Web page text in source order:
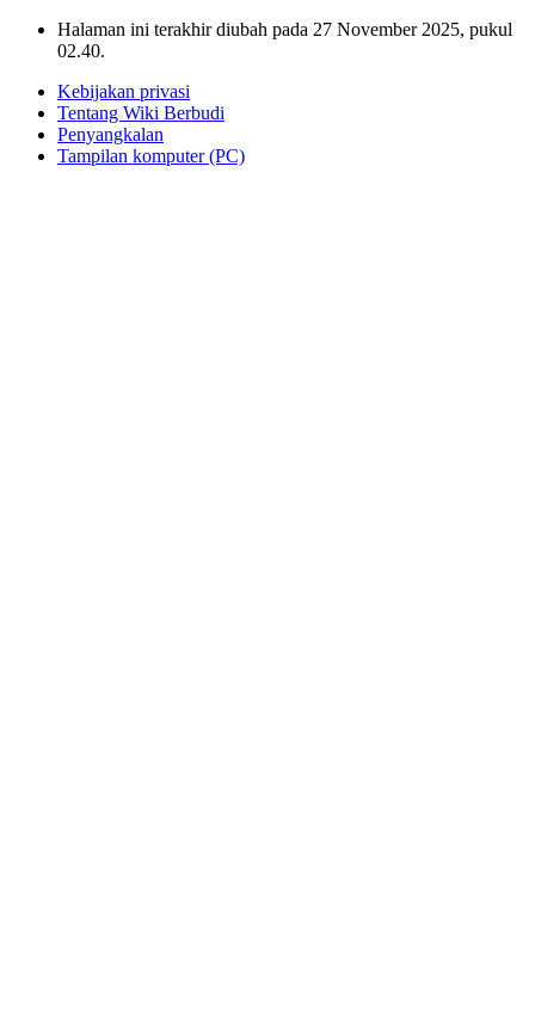
Halaman ini terakhir diubah pada 27 November 2025, pukul
02.40.
Kebijakan privasi
Tentang Wiki Berbudi
Penyangkalan
Tampilan komputer (PC)